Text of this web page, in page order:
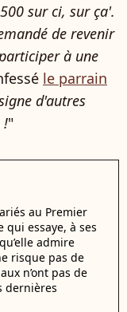
sur ci, sur ça'.
de revenir
à une
le parrain
d'autres
!"
au Premier
essaye, à ses
admire
risque pas de
n’ont pas de
dernières